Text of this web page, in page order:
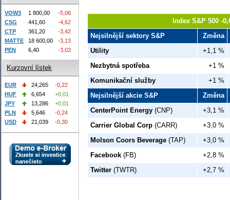
Index S&P 500 -
Nejsilnější sektory S&P
Změna
Utility
+1,1 %
Nezbytná spotřeba
+1 %
Komunikační služby
+1 %
Nejsilnější akcie S&P
Změna
CenterPoint Energy (CNP)
+3,1 %
Carrier Global Corp (CARR)
+3,0 %
Molson Coors Beverage (TAP)
+3,0 %
Facebook (FB)
+2,8 %
Twitter (TWTR) +2,7 %
VOW3 1 800,00
-5,06
CSG
441,60
-4,62
CTP
361,20
-3,42
MATTE
18 600,00
-3,13
PEN
6,40 -3,03
Kurzovní lístek
EUR 24,265
-0,22
HUF
6,654
+0,01
JPY
13,286
+0,01
PLN
5,646
-0,24
USD
21,039 -0,30